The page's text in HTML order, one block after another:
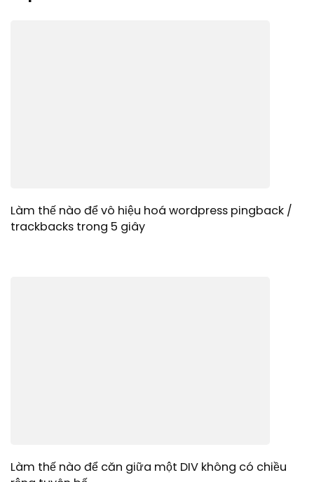
Làm thế nào để vô hiệu hoá wordpress pingback /
trackbacks trong 5 giây
Làm thế nào để căn giữa một DIV không có chiều